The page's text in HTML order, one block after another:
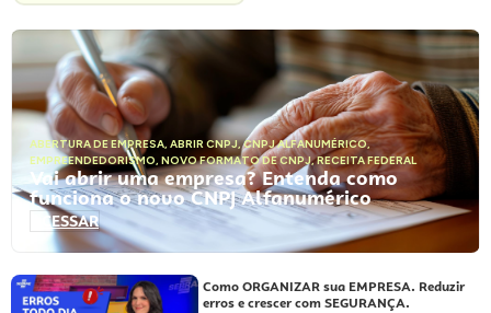
ABERTURA DE EMPRESA, ABRIR CNPJ,CNPJ ALFANUMÉRICO,
EMPREENDEDORISMO, NOVO FORMATO DE CNPJ,RECEITA FEDERAL
Vai abrir uma empresa? Entenda como
funciona o novo CNPJ Alfanumérico
ACESSAR
Como ORGANIZAR sua EMPRESA. Reduzir
erros e crescer com SEGURANÇA.